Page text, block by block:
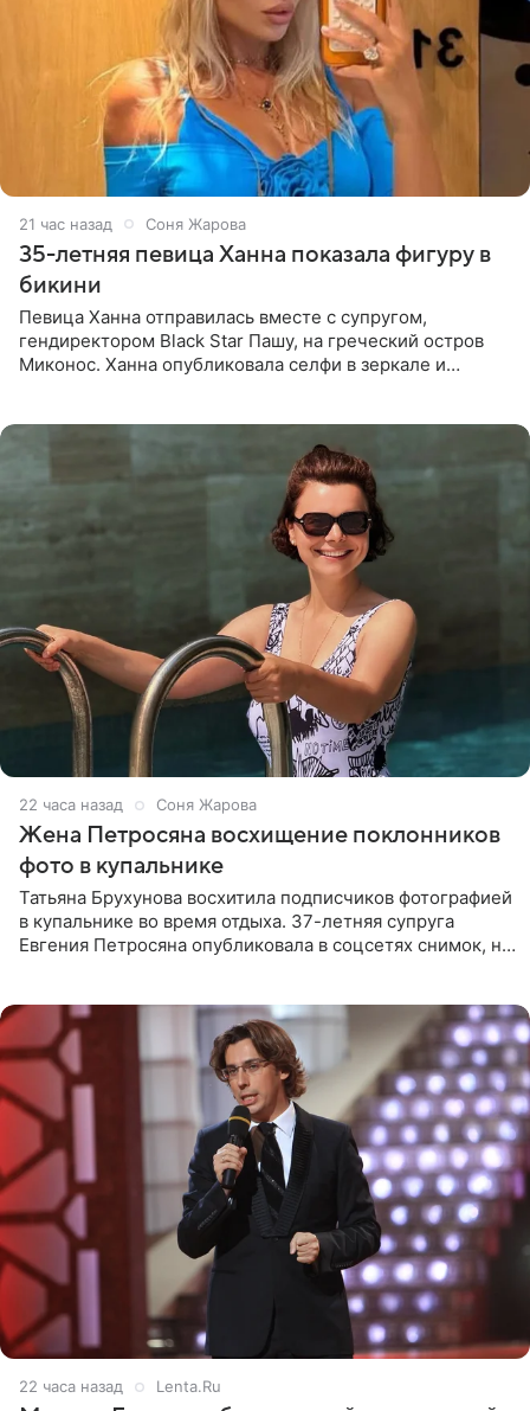
21 час назад Соня Жарова
35-летняя певица Ханна показала фигуру в
бикини
Певица Ханна отправилась вместе с супругом,
гендиректором Black Star Пашу, на греческий остров
Миконос. Ханна опубликовала селфи в зеркале и
22 часа назад Соня Жарова
Жена Петросяна восхищение поклонников
фото в купальнике
Татьяна Брухунова восхитила подписчиков фотографией
в купальнике во время отдыха. 37-летняя супруга
Евгения Петросяна опубликовала в соцсетях снимок, на
22 часа назад Lenta.Ru